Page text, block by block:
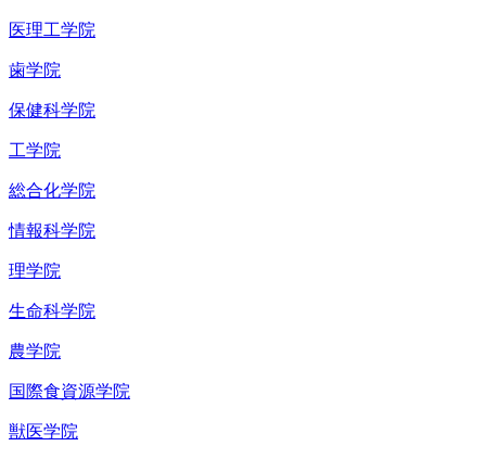
医理工学院
歯学院
保健科学院
工学院
総合化学院
情報科学院
理学院
生命科学院
農学院
国際食資源学院
獣医学院